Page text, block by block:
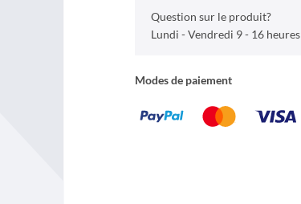
Question sur le produit?
Lundi - Vendredi 9 - 16 heures
Modes de paiement